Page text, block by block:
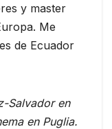
y master
Me
de Ecuador
Salvador en
en Puglia.